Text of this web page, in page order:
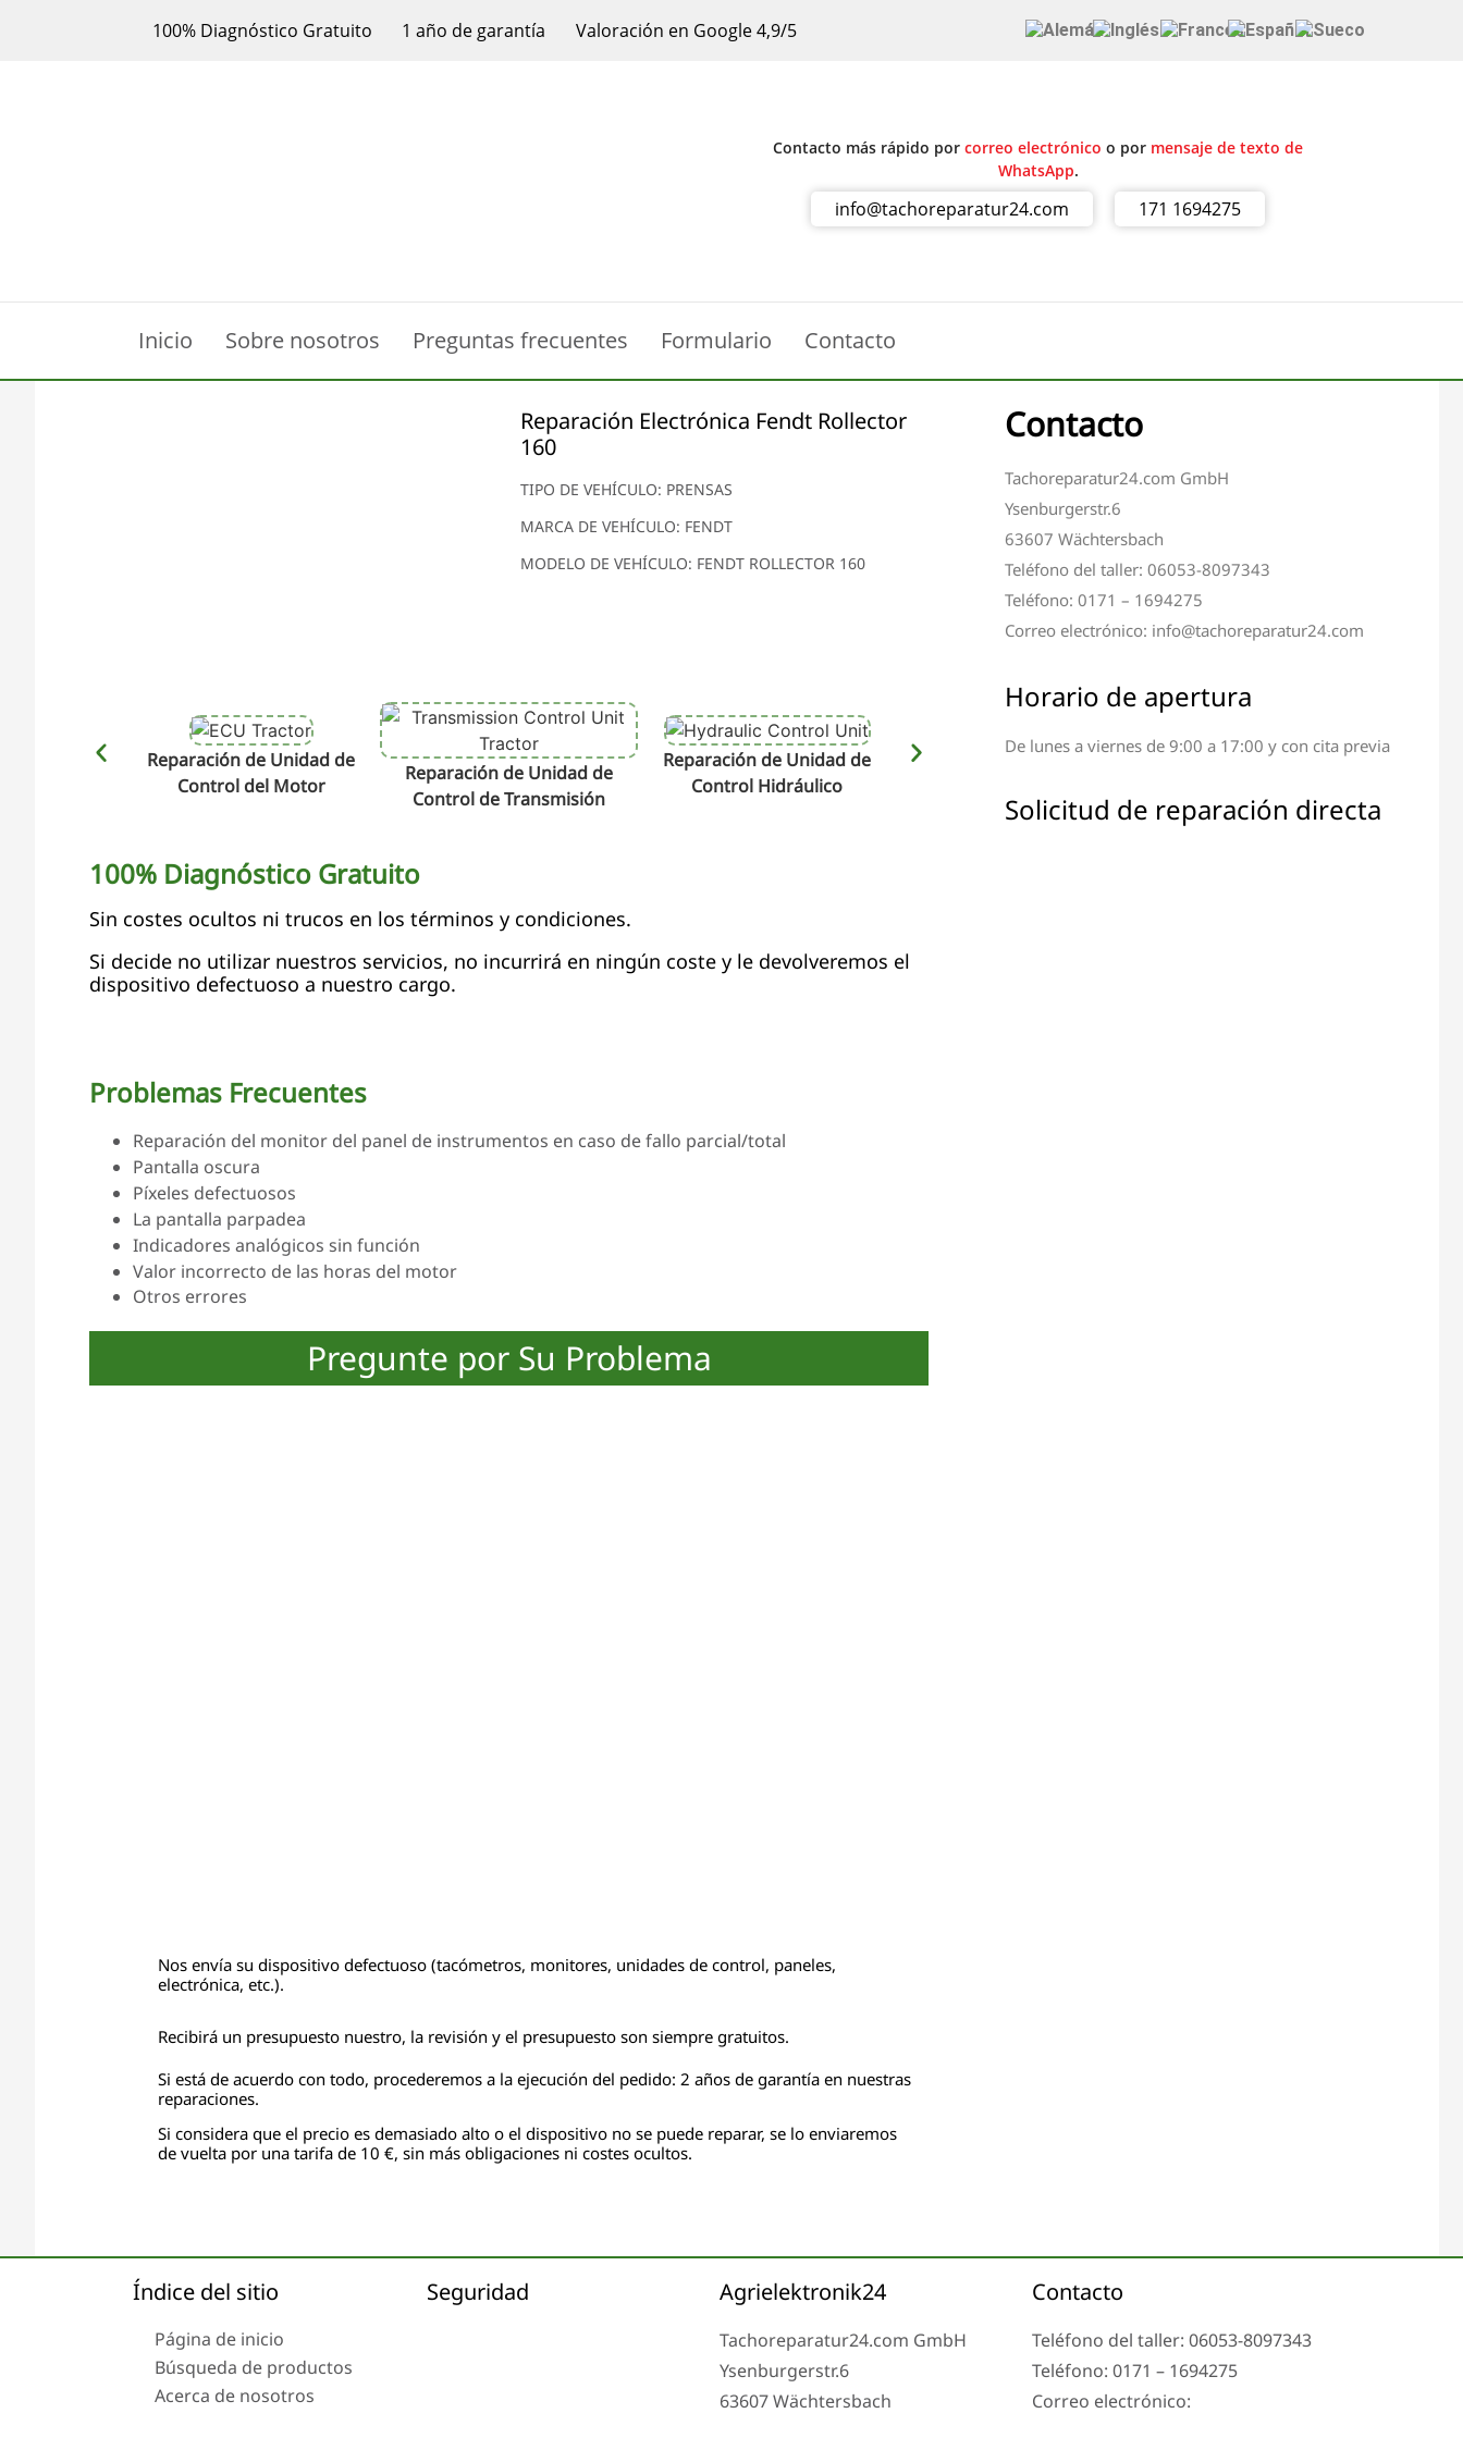
100% Diagnóstico Gratuito 1 año de garantía Valoración en Google 4,9/5
Contacto más rápido porcorreo electrónico o por mensaje de texto de
WhatsApp.
info@tachoreparatur24.com 171 1694275
Inicio Sobre nosotros Preguntas frecuentes Formulario Contacto
Reparación Electrónica Fendt Rollector
160
TIPO DE VEHÍCULO: PRENSAS
MARCA DE VEHÍCULO: FENDT
MODELO DE VEHÍCULO: FENDT ROLLECTOR 160
Reparación de Unidad de
Control del Motor
Reparación de Unidad de
Control de Transmisión
Reparación de Unidad de
Control Hidráulico
Reparación de Terminal y
Componentes Electrónicos
100% Diagnóstico Gratuito
Sin costes ocultos ni trucos en los términos y condiciones.
Si decide no utilizar nuestros servicios, no incurrirá en ningún coste y le devolveremos el
dispositivo defectuoso a nuestro cargo.
Problemas Frecuentes
Reparación del monitor del panel de instrumentos en caso de fallo parcial/total
Pantalla oscura
Píxeles defectuosos
La pantalla parpadea
Indicadores analógicos sin función
Valor incorrecto de las horas del motor
Otros errores
Pregunte por Su Problema
Nos envía su dispositivo defectuoso (tacómetros, monitores, unidades de control, paneles,
electrónica, etc.).
Recibirá un presupuesto nuestro, la revisión y el presupuesto son siempre gratuitos.
Si está de acuerdo con todo, procederemos a la ejecución del pedido: 2 años de garantía en nuestras
reparaciones.
Si considera que el precio es demasiado alto o el dispositivo no se puede reparar, se lo enviaremos
de vuelta por una tarifa de 10 €, sin más obligaciones ni costes ocultos.
Contacto
Tachoreparatur24.com GmbH
Ysenburgerstr.6
63607 Wächtersbach
Teléfono del taller: 06053-8097343
Teléfono: 0171 – 1694275
Correo electrónico: info@tachoreparatur24.com
Horario de apertura
De lunes a viernes de 9:00 a 17:00 y con cita previa
Solicitud de reparación directa
Índice del sitio
Página de inicio
Búsqueda de productos
Acerca de nosotros
Seguridad Agrielektronik24
Tachoreparatur24.com GmbH
Ysenburgerstr.6
63607 Wächtersbach
Contacto
Teléfono del taller: 06053-8097343
Teléfono: 0171 – 1694275
Correo electrónico: